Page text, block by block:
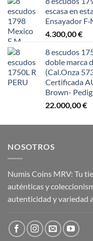
escasa en
Ensayador
4.300,00€
8 escudos
doble marca
(Cal.Onza
Certificada
Brown-
22.000,00€
NOSOTROS
Numis Coins MRV: Tu
auténticas y
autenticidad y variedad